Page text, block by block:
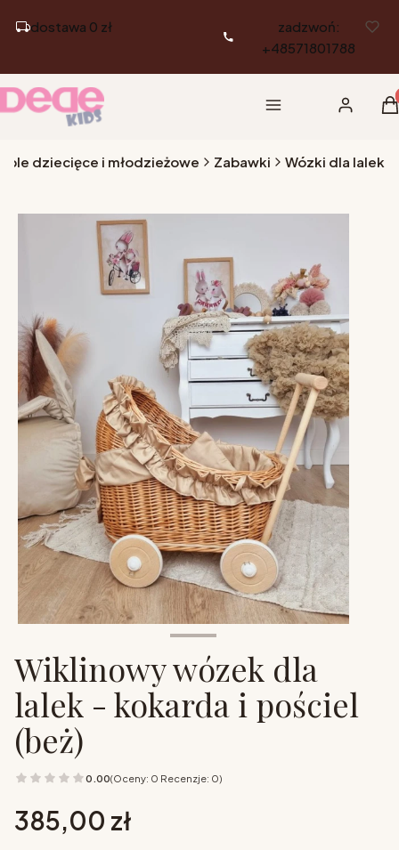
dostawa 0 zł
zadzwoń:
+48571801788
Menu Zaloguj się
dziecięce i młodzieżowe Zabawki Wózki dla lalek
Wiklinowy wózek dla
lalek - kokarda i pościel
(beż)
0.00(Oceny: 0 Recenzje: 0)
Cena
385,00 zł